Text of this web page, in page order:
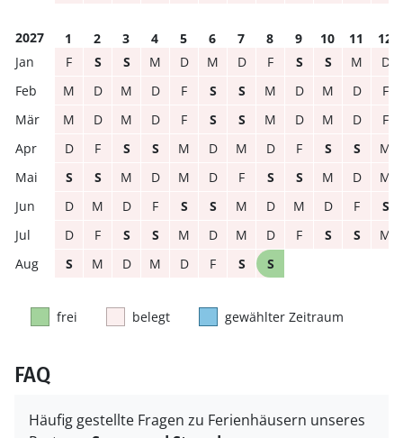
2027 1 2 3 4 5 6 7 8 9 10 11
12
F
S S M D M D F S S M
D
M
D M D F S S M D M D
F
M
D M D F S S M D M D
F
D
F S S M D M D F S S
M
S
S M D M D F S S M D
M
D
M D F S S M D M D F
S
D
F S S M D M D F S S
M
S
M D M D F S S
frei belegt gewählter Zeitraum
FAQ
Häufig gestellte Fragen zu Ferienhäusern unseres